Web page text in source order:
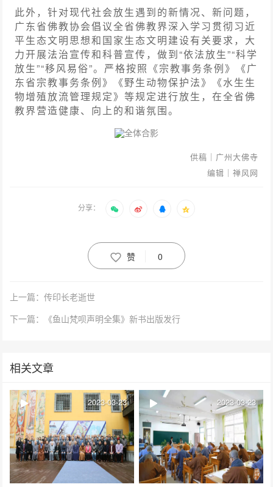
此外，针对现代社会放生遇到的新情况、新问题，
广东省佛教协会倡议全省佛教界深入学习贯彻习近
平生态文明思想和国家生态文明建设有关要求，大
力开展法治宣传和科普宣传，做到“依法放生”“科学
放生”“移风易俗”。严格按照《宗教事务条例》《广
东省宗教事务条例》《野生动物保护法》《水生生
物增殖放流管理规定》等规定进行放生，在全省佛
教界营造健康、向上的和谐氛围。
全体合影
供稿｜广州大佛寺
编辑｜禅风网
分享：
赞 0
上一篇：传印长老逝世
下一篇：《鱼山梵呗声明全集》新书出版发行
相关文章
2023-03-23 2023-03-23